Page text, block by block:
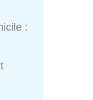
: